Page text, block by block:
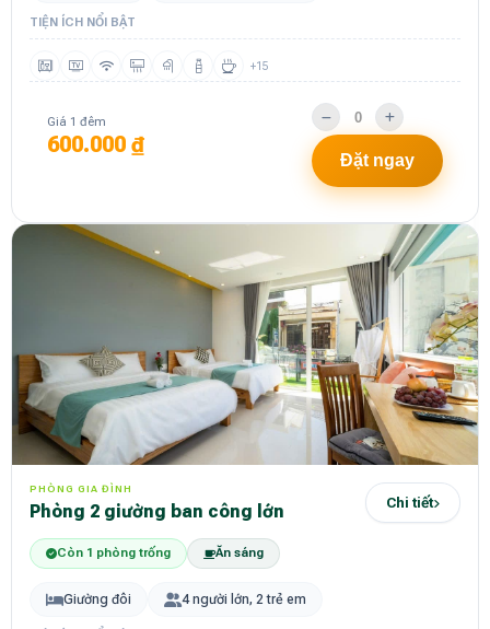
TIỆN ÍCH NỔI BẬT
+15
Giá 1 đêm
600.000 ₫
Đặt ngay
PHÒNG GIA ĐÌNH
Phòng 2 giường ban công lớn Chi tiết
Còn 1 phòng trống Ăn sáng
Giường đôi 4 người lớn, 2 trẻ em